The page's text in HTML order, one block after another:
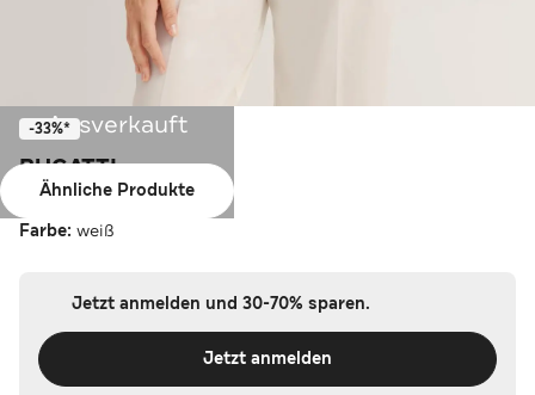
Ausverkauft
Ähnliche Produkte
-33%*
BUGATTI
T-Shirt weiß
Farbe: weiß
Jetzt anmelden und 30-70% sparen.
Jetzt anmelden